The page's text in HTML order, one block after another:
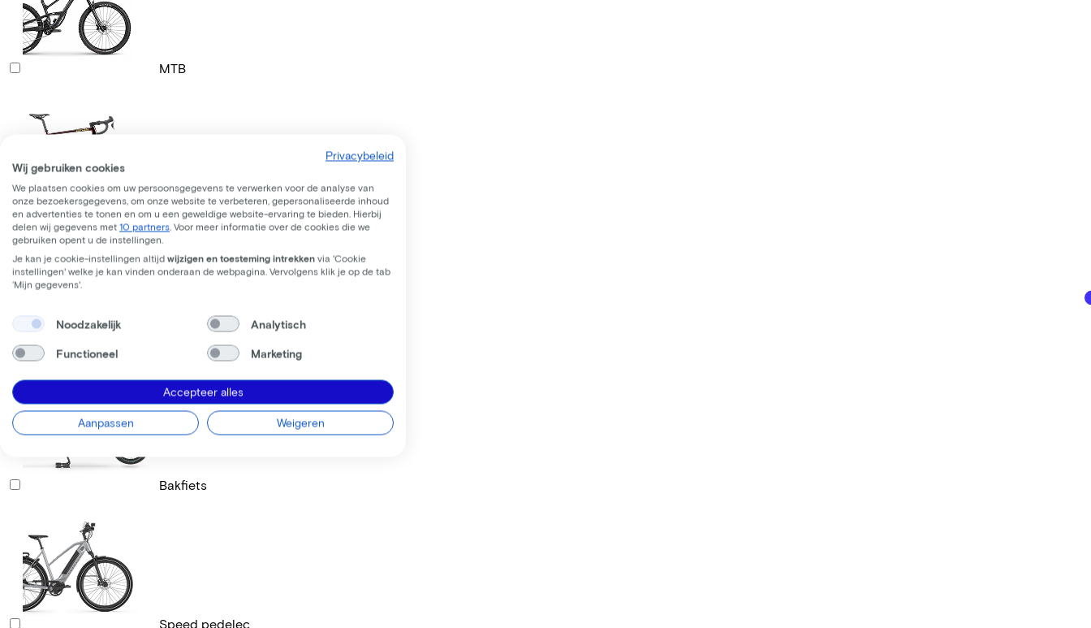
MTB
Gravelbike
Racefiets
Bakfiets
Speed pedelec
Privacybeleid
Wij gebruiken cookies
We plaatsen cookies om uw persoonsgegevens te verwerken voor de analyse van
onze bezoekersgegevens, om onze website te verbeteren, gepersonaliseerde inhoud
en advertenties te tonen en om u een geweldige website-ervaring te bieden. Hierbij
delen wij gegevens met 10 partners . Voor meer informatie over de cookies die we
gebruiken opent u de instellingen.
Je kan je cookie-instellingen altijd wijzigen en toesteming intrekken via 'Cookie
instellingen' welke je kan vinden onderaan de webpagina. Vervolgens klik je op de tab
‘Mijn gegevens'.
Noodzakelijk Analytisch
Functioneel Marketing
Accepteer alles
Aanpassen Weigeren